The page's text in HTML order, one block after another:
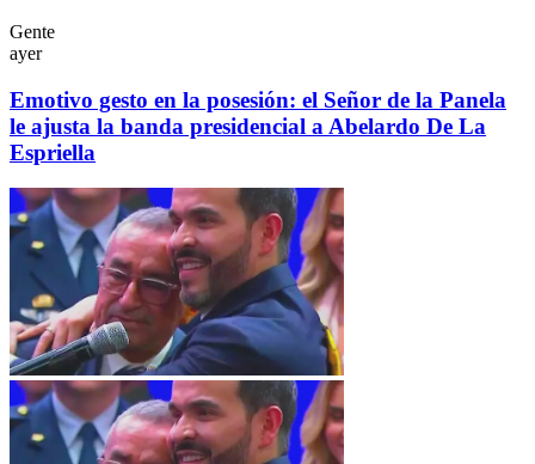
Gente
ayer
Emotivo gesto en la posesión: el Señor de la Panela
le ajusta la banda presidencial a Abelardo De La
Espriella